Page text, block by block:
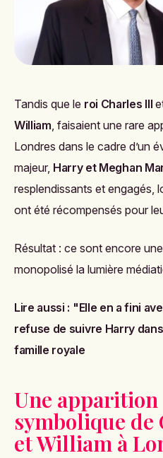
Tandis que le roi Charles III
William , faisaient une rare
Londres dans le cadre d’un
majeur, Harry et Meghan
resplendissants et engagés,
ont été récompensés pour
Résultat : ce sont encore
monopolisé la lumière
Lire aussi : "Elle en a fini
refuse de suivre Harry
famille royale
Une apparition
symbolique de
et William à